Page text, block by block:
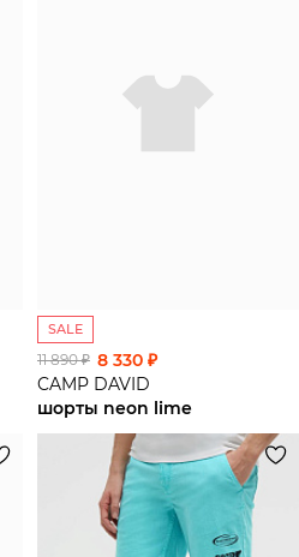
SALE
11 890 ₽ 8 330 ₽
CAMP DAVID
шорты neon lime